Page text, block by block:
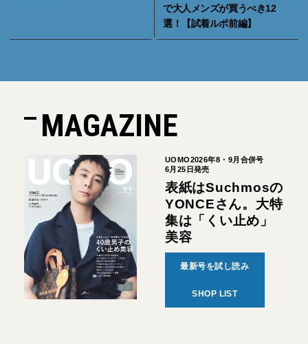
で大人メンズが買うべき12
選！【試着ルポ前編】
MAGAZINE
UOMO2026年8・9月合併号
6月25日発売
表紙はSuchmosの
YONCEさん。大特
集は「くい止め」
美容
最新号を試し読み
SHOP LIST